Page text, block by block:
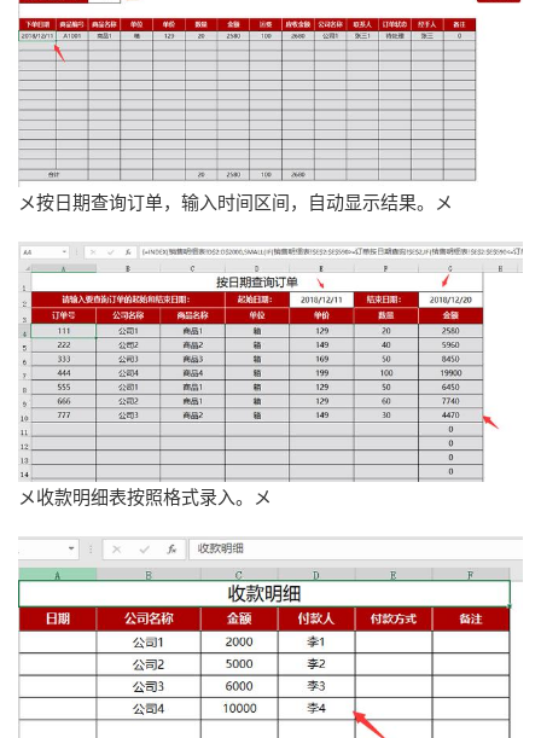
メ按日期查询订单，输入时间区间，自动显示结果。メ
メ收款明细表按照格式录入。メ